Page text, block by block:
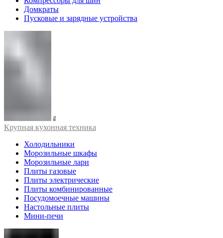
Домкраты
Пусковые и зарядные устройства
Крупная кухонная техника
Холодильники
Морозильные шкафы
Морозильные лари
Плиты газовые
Плиты электрические
Плиты комбинированные
Посудомоечные машины
Настольные плиты
Мини-печи